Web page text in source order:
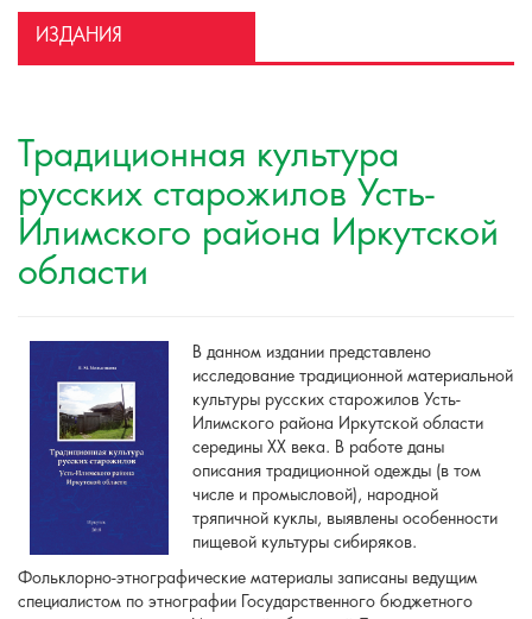
ИЗДАНИЯ
Традиционная культура
русских старожилов Усть-
Илимского района Иркутской
области
В данном издании представлено
исследование традиционной материальной
культуры русских старожилов Усть-
Илимского района Иркутской области
середины ХХ века. В работе даны
описания традиционной одежды (в том
числе и промысловой), народной
тряпичной куклы, выявлены особенности
пищевой культуры сибиряков.
Фольклорно-этнографические материалы записаны ведущим
специалистом по этнографии Государственного бюджетного